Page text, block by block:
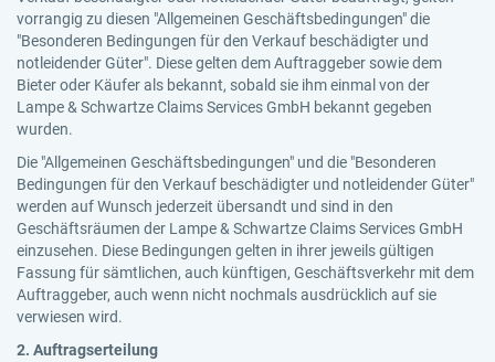
vorrangig zu diesen "Allgemeinen Geschäftsbedingungen" die
"Besonderen Bedingungen für den Verkauf beschädigter und
notleidender Güter". Diese gelten dem Auftraggeber sowie dem
Bieter oder Käufer als bekannt, sobald sie ihm einmal von der
Lampe & Schwartze Claims Services GmbH bekannt gegeben
wurden.
Die "Allgemeinen Geschäftsbedingungen" und die "Besonderen
Bedingungen für den Verkauf beschädigter und notleidender Güter"
werden auf Wunsch jederzeit übersandt und sind in den
Geschäftsräumen der Lampe & Schwartze Claims Services GmbH
einzusehen. Diese Bedingungen gelten in ihrer jeweils gültigen
Fassung für sämtlichen, auch künftigen, Geschäftsverkehr mit dem
Auftraggeber, auch wenn nicht nochmals ausdrücklich auf sie
verwiesen wird.
2. Auftragserteilung